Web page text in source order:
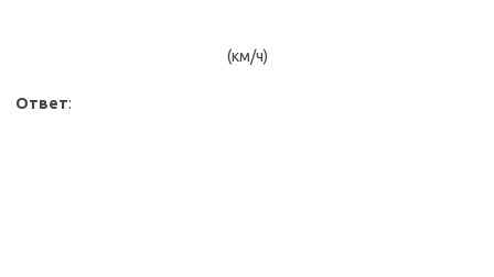
(км/ч)
Ответ: